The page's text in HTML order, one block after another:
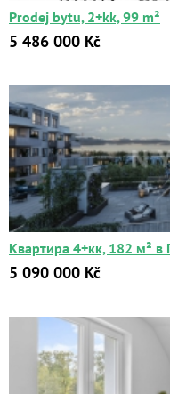
Prodej bytu, 2+kk, 99 m²
5 486 000 Kč
Квартира 4+кк, 182 м² в
5 090 000 Kč